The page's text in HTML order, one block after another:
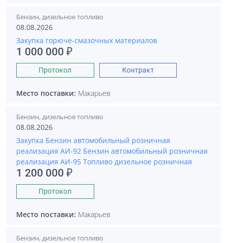
Бензин, дизельное топливо
08.08.2026
Закупка горюче-смазочных материалов
1 000 000 ₽
Протокол Контракт
Место поставки: Макарьев
Бензин, дизельное топливо
08.08.2026
Закупка Бензин автомобильный розничная
реализация АИ-92 Бензин автомобильный розничная
реализация АИ-95 Топливо дизельное розничная
1 200 000 ₽
Протокол
Место поставки: Макарьев
Бензин, дизельное топливо